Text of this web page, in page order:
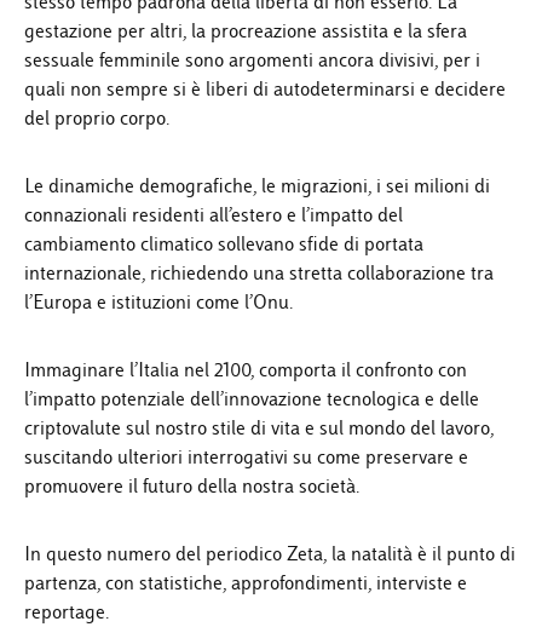
gestazione per altri, la procreazione assistita e la sfera
sessuale femminile sono argomenti ancora divisivi, per i
quali non sempre si è liberi di autodeterminarsi e decidere
del proprio corpo.
Le dinamiche demografiche, le migrazioni, i sei milioni di
connazionali residenti all’estero e l’impatto del
cambiamento climatico sollevano sfide di portata
internazionale, richiedendo una stretta collaborazione tra
l’Europa e istituzioni come l’Onu.
Immaginare l’Italia nel 2100, comporta il confronto con
l’impatto potenziale dell’innovazione tecnologica e delle
criptovalute sul nostro stile di vita e sul mondo del lavoro,
suscitando ulteriori interrogativi su come preservare e
promuovere il futuro della nostra società.
In questo numero del periodico Zeta, la natalità è il punto di
partenza, con statistiche, approfondimenti, interviste e
reportage.